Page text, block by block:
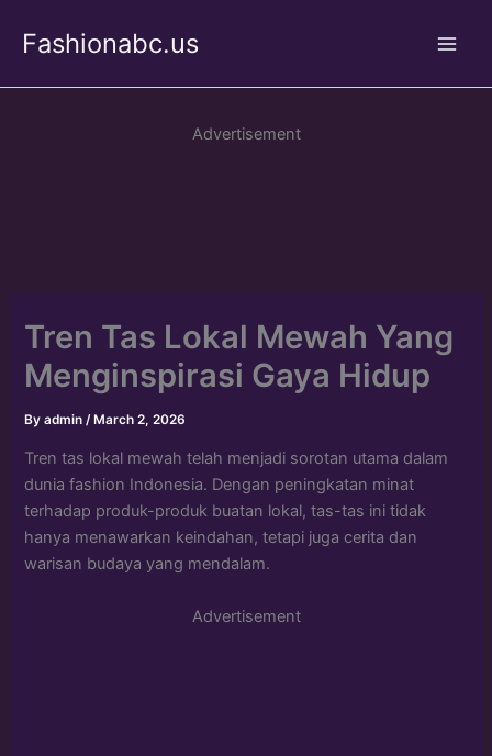
Fashionabc.us
Advertisement
Tren Tas Lokal Mewah Yang
Menginspirasi Gaya Hidup
Byadmin /March 2, 2026
Tren tas lokal mewah telah menjadi sorotan utama dalam
dunia fashion Indonesia. Dengan peningkatan minat
terhadap produk-produk buatan lokal, tas-tas ini tidak
hanya menawarkan keindahan, tetapi juga cerita dan
warisan budaya yang mendalam.
Advertisement